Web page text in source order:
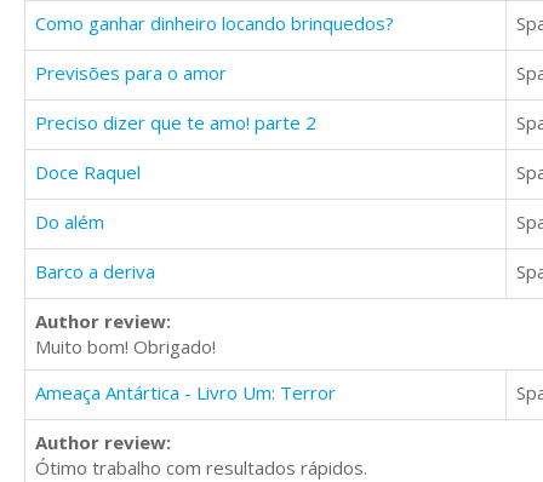
Como ganhar dinheiro locando brinquedos?
Previsões para o amor
Preciso dizer que te amo! parte 2
Doce Raquel
Do além
Barco a deriva
Author review:
Muito bom! Obrigado!
Ameaça Antártica - Livro Um: Terror
Author review:
Ótimo trabalho com resultados rápidos.